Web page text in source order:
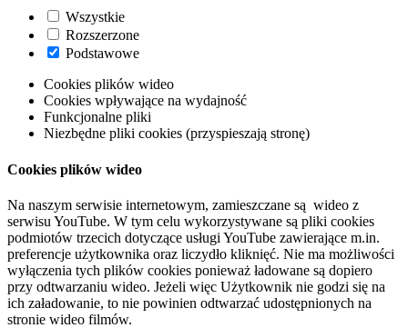
Wszystkie
Rozszerzone
Podstawowe
Cookies plików wideo
Cookies wpływające na wydajność
Funkcjonalne pliki
Niezbędne pliki cookies (przyspieszają stronę)
Cookies plików wideo
Na naszym serwisie internetowym, zamieszczane są wideo z
serwisu YouTube. W tym celu wykorzystywane są pliki cookies
podmiotów trzecich dotyczące usługi YouTube zawierające m.in.
preferencje użytkownika oraz liczydło kliknięć. Nie ma możliwości
wyłączenia tych plików cookies ponieważ ładowane są dopiero
przy odtwarzaniu wideo. Jeżeli więc Użytkownik nie godzi się na
ich załadowanie, to nie powinien odtwarzać udostępnionych na
stronie wideo filmów.